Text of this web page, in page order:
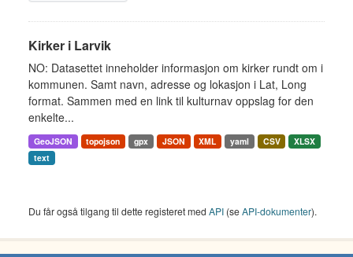
Kirker i Larvik
NO: Datasettet inneholder informasjon om kirker rundt om i
kommunen. Samt navn, adresse og lokasjon i Lat, Long
format. Sammen med en link til kulturnav oppslag for den
enkelte...
GeoJSON topojson gpx JSON XML yaml CSV
XLSX
text
Du får også tilgang til dette registeret med API (seAPI-dokumenter).